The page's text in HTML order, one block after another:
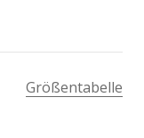
Größentabelle